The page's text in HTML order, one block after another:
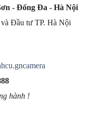
- Đống Đa - Hà Nội
Đầu tư TP. Hà Nội
hành !